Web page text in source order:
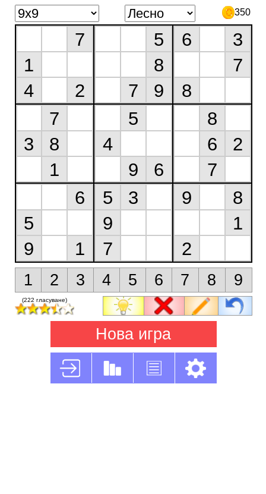
350
7
1
4
2
5
8
7
9
6
3
7
8
7
3
8
1
5
4
9
6
8
6
2
7
6
5
9
1
5
3
9
7
9
8
1
2
1 2 3 4 5 6 7 8 9
(222 гласуване)
Нова игра